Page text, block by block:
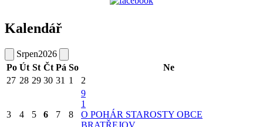
Kalendář
Srpen2026
Po Út St Čt Pá So
Ne
27 28 29 30 31 1 2
3 4 5 6 7 8
9
1
O POHÁR STAROSTY OBCE
BRATŘEJOV